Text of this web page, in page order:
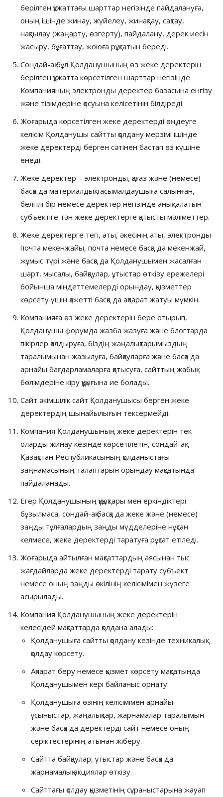
берілген құжаттағы шарттар негізінде пайдалануға,
оның ішінде жинау, жүйелеу, жинақтау, сақтау,
нақтылау (жаңарту, өзгерту), пайдалану, дерек иесін
жасыру, бұғаттау, жоюға рұқсатын береді.
Сондай-ақ бұл Қолданушының өз жеке деректерін
берілген құжатта көрсетілген шарттар негізінде
Компанияның электронды деректер базасына енгізу
және тізімдеріне қосуына келісетінін білдіреді.
Жоғарыда көрсетілген жеке деректерді өңдеуге
келісім Қолданушы сайтты қолдану мерзімі ішінде
жеке деректерді берген сәтінен бастап өз күшіне
енеді.
Жеке деректер – электронды, қағаз және (немесе)
басқа да материалдық тасымалдаушыға салынған,
белгілі бір немесе деректер негізінде анықталатын
субъектіге тән жеке деректерге қатысты мәліметтер.
Жеке деректерге тегі, аты, әкесінің аты, электронды
почта мекенжайы, почта немесе басқа да мекенжай,
жұмыс түрі және басқа да Қолданушымен жасалған
шарт, мысалы, байқаулар, ұтыстар өткізу ережелері
бойынша міндеттемелерді орындау, қызметтер
көрсету үшін қажетті басқа да ақпарат жатуы мүмкін.
Компанияға өз жеке деректерін бере отырып,
Қолданушы форумда жазба жазуға және блогтарда
пікірлер қалдыруға, біздің жаңалықтарымыздың
таралымынан жазылуға, байқауларға және басқа да
арнайы бағдарламаларға қатысуға, сайттың жабық
бөлімдеріне кіру құқығына ие болады.
Сайт әкімшілік сайт Қолданушысы берген жеке
деректердің шынайылығын тексермейді.
Компания Қолданушының жеке деректерін тек
оларды жинау кезінде көрсетілетін, сондай-ақ
Қазақстан Республикасының қолданыстағы
заңнамасының талаптарын орындау мақсатында
пайдаланады.
Егер Қолданушының құқықтары мен еркіндіктері
бұзылмаса, сондай-ақ басқа да жеке және (немесе)
заңды тұлғалардың заңды мүдделеріне нұқсан
келмесе, жеке деректерді таратуға рұқсат етіледі.
Жоғарыда айтылған мақсаттардың аясынан тыс
жағдайларда жеке деректерді тарату субъект
немесе оның заңды өкілінің келісімімен жүзеге
асырылады.
Компания Қолданушының жеке деректерін
келесідей мақсаттарда қолдана алады:
Қолданушыға сайтты қолдану кезінде техникалық
қолдау көрсету.
Ақпарат беру немесе қызмет көрсету мақсатында
Қолданушымен кері байланыс орнату.
Қолданушыға өзінің келісімімен арнайы
ұсыныстар, жаңалықтар, жарнамалар таралымын
және басқа да деректерді сайт немесе оның
серіктестерінің атынан жіберу.
Сайтта байқаулар, ұтыстар және басқа да
жарнамалық акциялар өткізу.
Сайттағы қолдау қызметінің сұраныстарына жауап